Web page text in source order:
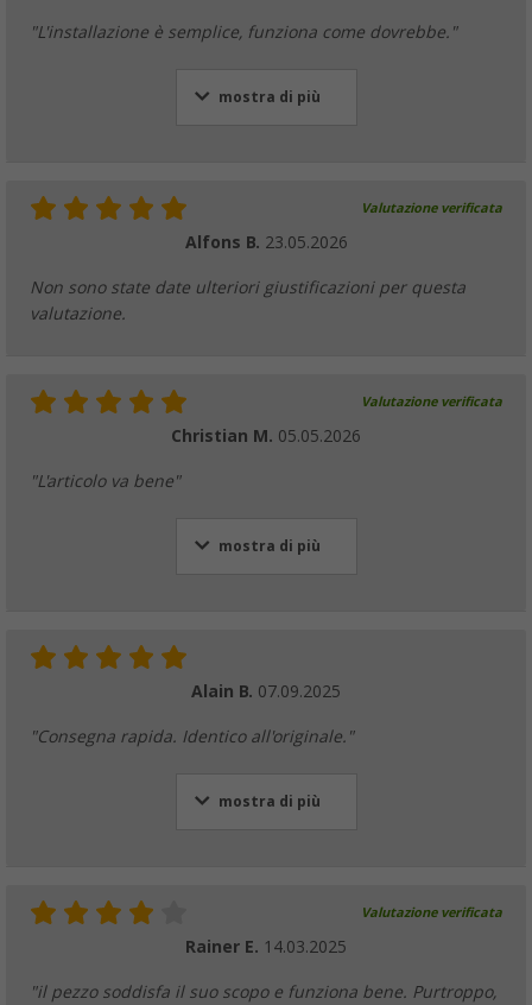
"L'installazione è semplice, funziona come dovrebbe."
mostra di più
Valutazione verificata
Alfons B. 23.05.2026
Non sono state date ulteriori giustificazioni per questa
valutazione.
Valutazione verificata
Christian M. 05.05.2026
"L'articolo va bene"
mostra di più
Alain B. 07.09.2025
"Consegna rapida. Identico all'originale."
mostra di più
Valutazione verificata
Rainer E. 14.03.2025
"il pezzo soddisfa il suo scopo e funziona bene. Purtroppo,